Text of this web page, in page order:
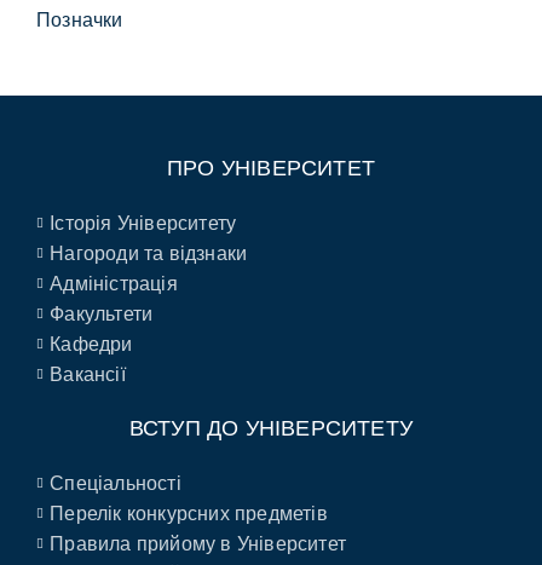
Позначки
ПРО УНІВЕРСИТЕТ
Історія Університету
Нагороди та відзнаки
Адміністрація
Факультети
Кафедри
Вакансії
ВСТУП ДО УНІВЕРСИТЕТУ
Спеціальності
Перелік конкурсних предметів
Правила прийому в Університет